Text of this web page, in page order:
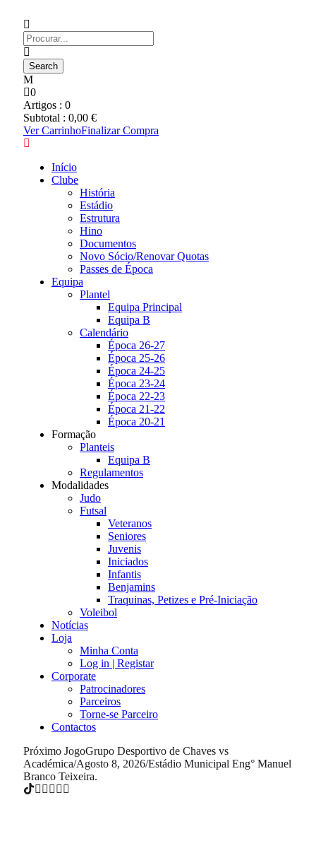
0
Artigos : 0
Subtotal : 0,00 €
Ver CarrinhoFinalizar Compra
Início
Clube
História
Estádio
Estrutura
Hino
Documentos
Novo Sócio/Renovar Quotas
Passes de Época
Equipa
Plantel
Equipa Principal
Equipa B
Calendário
Época 26-27
Época 25-26
Época 24-25
Época 23-24
Época 22-23
Época 21-22
Época 20-21
Formação
Planteis
Equipa B
Regulamentos
Modalidades
Judo
Futsal
Veteranos
Seniores
Juvenis
Iniciados
Infantis
Benjamins
Traquinas, Petizes e Pré-Iniciação
Voleibol
Notícias
Loja
Minha Conta
Log in | Registar
Corporate
Patrocinadores
Parceiros
Torne-se Parceiro
Contactos
Próximo JogoGrupo Desportivo de Chaves vs
Académica/Agosto 8, 2026/Estádio Municipal Eng° Manuel
Branco Teixeira.